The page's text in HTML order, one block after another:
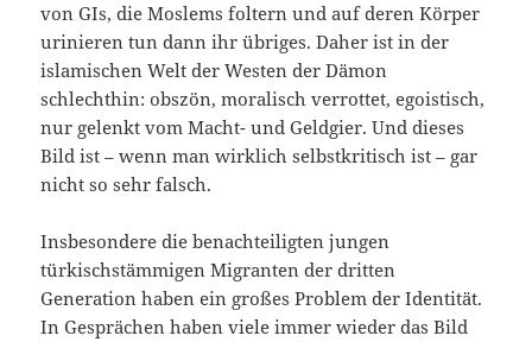
von GIs, die Moslems foltern und auf deren Körper
urinieren tun dann ihr übriges. Daher ist in der
islamischen Welt der Westen der Dämon
schlechthin: obszön, moralisch verrottet, egoistisch,
nur gelenkt vom Macht- und Geldgier. Und dieses
Bild ist – wenn man wirklich selbstkritisch ist – gar
nicht so sehr falsch.
Insbesondere die benachteiligten jungen
türkischstämmigen Migranten der dritten
Generation haben ein großes Problem der Identität.
In Gesprächen haben viele immer wieder das Bild